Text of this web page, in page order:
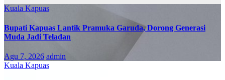
Kuala Kapuas
Bupati Kapuas Lantik Pramuka Garuda, Dorong Generasi
Muda Jadi Teladan
Agu 7, 2026 admin
Kuala Kapuas